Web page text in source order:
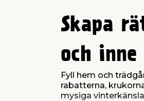
Skapa
och inne
Fyll hem och
rabatterna,
mysiga